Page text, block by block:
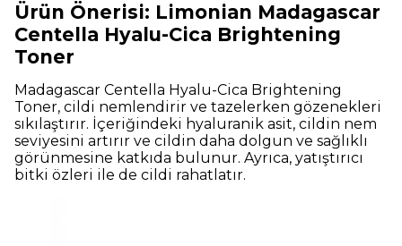
Ürün Önerisi: Limonian Madagascar
Centella Hyalu-Cica Brightening
Toner
Madagascar Centella Hyalu-Cica Brightening
Toner, cildi nemlendirir ve tazelerken gözenekleri
sıkılaştırır. İçeriğindeki hyaluranik asit, cildin nem
seviyesini artırır ve cildin daha dolgun ve sağlıklı
görünmesine katkıda bulunur. Ayrıca, yatıştırıcı
bitki özleri ile de cildi rahatlatır.